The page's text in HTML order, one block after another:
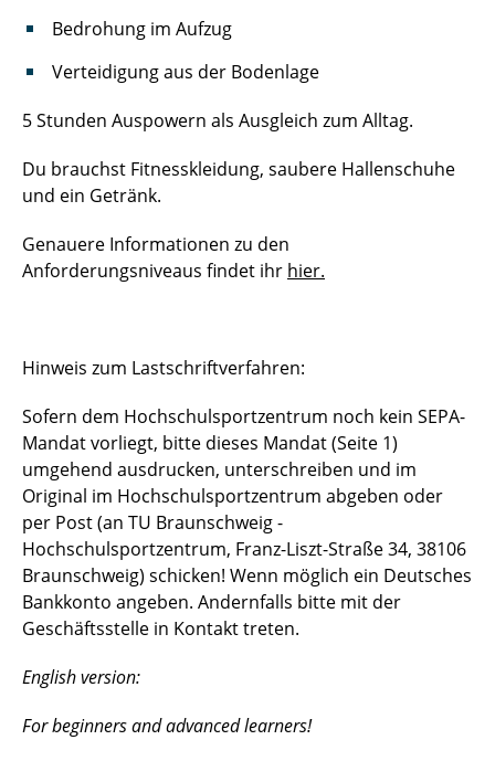
Bedrohung im Aufzug
Verteidigung aus der Bodenlage
5 Stunden Auspowern als Ausgleich zum Alltag.
Du brauchst Fitnesskleidung, saubere Hallenschuhe
und ein Getränk.
Genauere Informationen zu den
Anforderungsniveaus findet ihr hier.
Hinweis zum Lastschriftverfahren:
Sofern dem Hochschulsportzentrum noch kein SEPA-
Mandat vorliegt, bitte dieses Mandat (Seite 1)
umgehend ausdrucken, unterschreiben und im
Original im Hochschulsportzentrum abgeben oder
per Post (an TU Braunschweig -
Hochschulsportzentrum, Franz-Liszt-Straße 34, 38106
Braunschweig) schicken! Wenn möglich ein Deutsches
Bankkonto angeben. Andernfalls bitte mit der
Geschäftsstelle in Kontakt treten.
English version:
For beginners and advanced learners!